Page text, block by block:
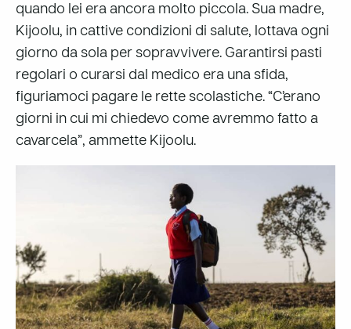
quando lei era ancora molto piccola. Sua madre,
Kijoolu, in cattive condizioni di salute, lottava ogni
giorno da sola per sopravvivere. Garantirsi pasti
regolari o curarsi dal medico era una sfida,
figuriamoci pagare le rette scolastiche. “C’erano
giorni in cui mi chiedevo come avremmo fatto a
cavarcela”, ammette Kijoolu.